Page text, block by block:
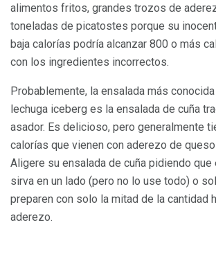
alimentos fritos, grandes trozos de
toneladas de picatostes porque su
baja calorías podría alcanzar 800 o más
con los ingredientes incorrectos.
Probablemente, la ensalada más
lechuga iceberg es la ensalada de cuña
asador. Es delicioso, pero generalmente
calorías que vienen con aderezo de
Aligere su ensalada de cuña pidiendo
sirva en un lado (pero no lo use todo) o
preparen con solo la mitad de la cantidad
aderezo.